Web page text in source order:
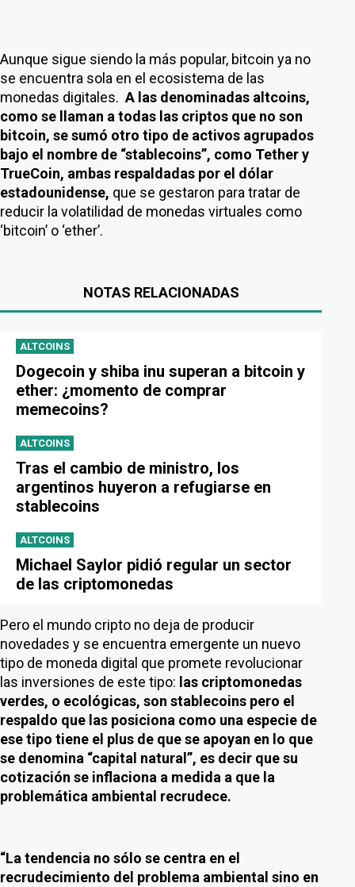
Aunque sigue siendo la más popular, bitcoin ya no
se encuentra sola en el ecosistema de las
monedas digitales. A las denominadas altcoins,
como se llaman a todas las criptos que no son
bitcoin, se sumó otro tipo de activos agrupados
bajo el nombre de “stablecoins”, como Tether y
TrueCoin, ambas respaldadas por el dólar
estadounidense, que se gestaron para tratar de
reducir la volatilidad de monedas virtuales como
‘bitcoin’ o ‘ether’.
NOTAS RELACIONADAS
ALTCOINS
Dogecoin y shiba inu superan a bitcoin y
ether: ¿momento de comprar
memecoins?
ALTCOINS
Tras el cambio de ministro, los
argentinos huyeron a refugiarse en
stablecoins
ALTCOINS
Michael Saylor pidió regular un sector
de las criptomonedas
Pero el mundo cripto no deja de producir
novedades y se encuentra emergente un nuevo
tipo de moneda digital que promete revolucionar
las inversiones de este tipo: las criptomonedas
verdes, o ecológicas, son stablecoins pero el
respaldo que las posiciona como una especie de
ese tipo tiene el plus de que se apoyan en lo que
se denomina “capital natural”, es decir que su
cotización se inflaciona a medida a que la
problemática ambiental recrudece.
“La tendencia no sólo se centra en el
recrudecimiento del problema ambiental sino en